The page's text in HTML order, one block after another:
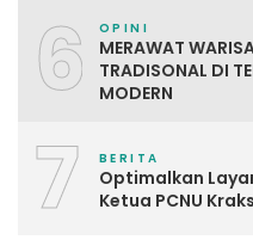
6 OPINI
MERAWAT
TRADISONAL DI
MODERN
7 BERITA
Optimalkan
Ketua PCNU